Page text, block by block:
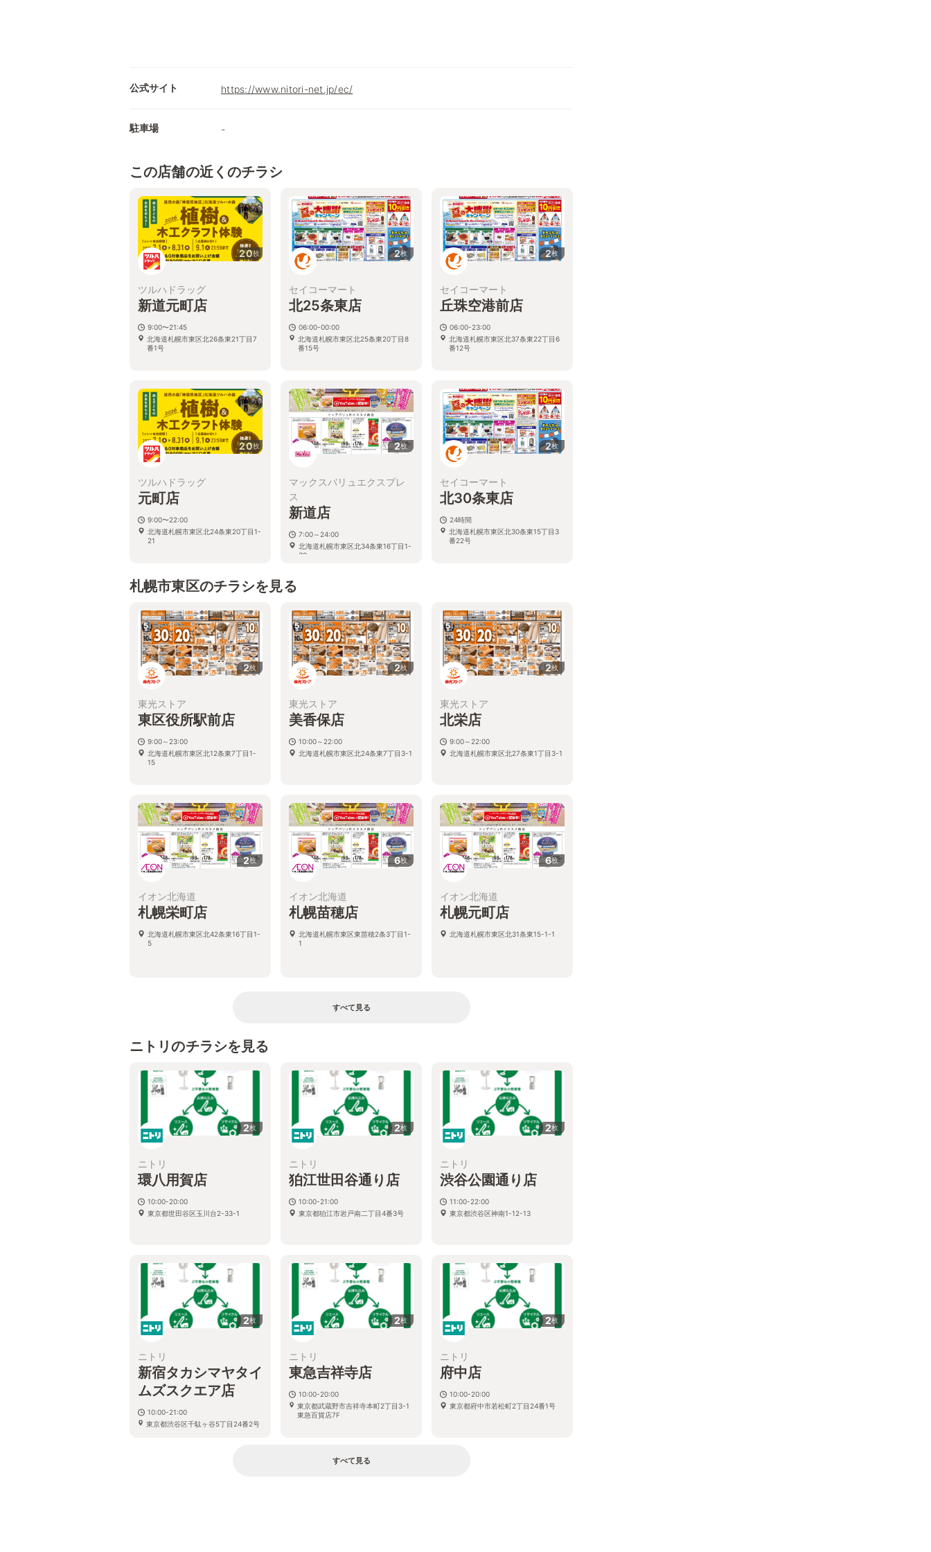
公式サイト https://www.nitori-net.jp/ec/
駐車場 -
この店舗の近くのチラシ
20枚
ツルハドラッグ
新道元町店
9:00〜21:45
北海道札幌市東区北26条東21丁目7
番1号
2枚
セイコーマート
北25条東店
06:00-00:00
北海道札幌市東区北25条東20丁目8
番15号
2枚
セイコーマート
丘珠空港前店
06:00-23:00
北海道札幌市東区北37条東22丁目6
番12号
20枚
ツルハドラッグ
元町店
9:00〜22:00
北海道札幌市東区北24条東20丁目1-
21
2枚
マックスバリュエクスプレ
ス
新道店
7:00～24:00
北海道札幌市東区北34条東16丁目1-
30
2枚
セイコーマート
北30条東店
24時間
北海道札幌市東区北30条東15丁目3
番22号
札幌市東区のチラシを見る
2枚
東光ストア
東区役所駅前店
9:00～23:00
北海道札幌市東区北12条東7丁目1-
15
2枚
東光ストア
美香保店
10:00～22:00
北海道札幌市東区北24条東7丁目3-1
2枚
東光ストア
北栄店
9:00～22:00
北海道札幌市東区北27条東1丁目3-1
2枚
イオン北海道
札幌栄町店
北海道札幌市東区北42条東16丁目1-
5
6枚
イオン北海道
札幌苗穂店
北海道札幌市東区東苗穂2条3丁目1-
1
6枚
イオン北海道
札幌元町店
北海道札幌市東区北31条東15-1-1
すべて見る
ニトリのチラシを見る
2枚
ニトリ
環八用賀店
10:00-20:00
東京都世田谷区玉川台2-33-1
2枚
ニトリ
狛江世田谷通り店
10:00-21:00
東京都狛江市岩戸南二丁目4番3号
2枚
ニトリ
渋谷公園通り店
11:00-22:00
東京都渋谷区神南1-12-13
2枚
ニトリ
新宿タカシマヤタイ
ムズスクエア店
10:00-21:00
東京都渋谷区千駄ヶ谷5丁目24番2号
2枚
ニトリ
東急吉祥寺店
10:00-20:00
東京都武蔵野市吉祥寺本町2丁目3-1
東急百貨店7F
2枚
ニトリ
府中店
10:00-20:00
東京都府中市若松町2丁目24番1号
すべて見る